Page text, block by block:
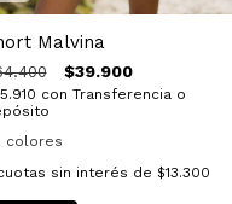
Malvina
$39.900
con Transferencia o
colores
sin interés de $13.300